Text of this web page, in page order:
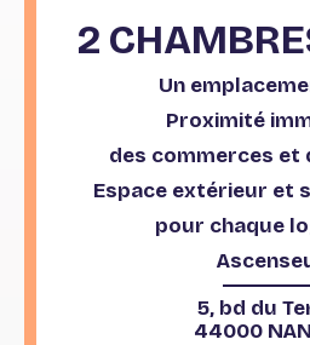
2
Un
Proximité
des commerces et
Espace extérieur et
pour chaque
5, bd du
44000